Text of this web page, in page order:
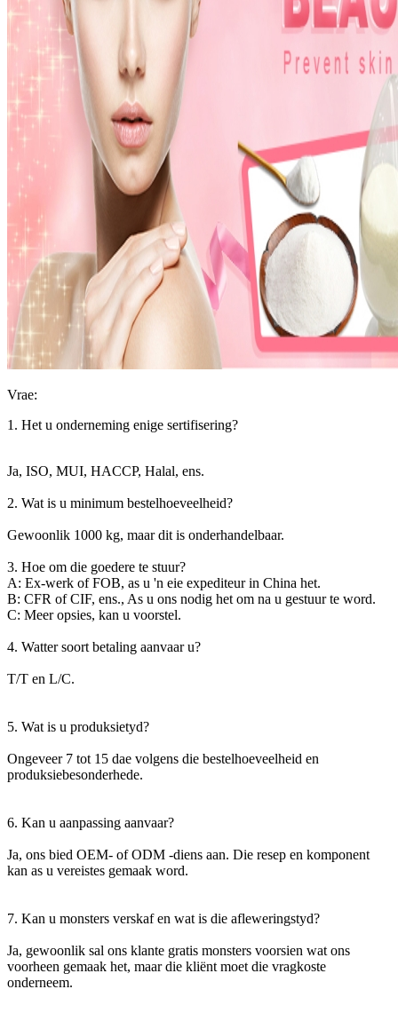
Vrae:
1. Het u onderneming enige sertifisering?
Ja, ISO, MUI, HACCP, Halal, ens.
2. Wat is u minimum bestelhoeveelheid?
Gewoonlik 1000 kg, maar dit is onderhandelbaar.
3. Hoe om die goedere te stuur?
A: Ex-werk of FOB, as u 'n eie expediteur in China het.
B: CFR of CIF, ens., As u ons nodig het om na u gestuur te word.
C: Meer opsies, kan u voorstel.
4. Watter soort betaling aanvaar u?
T/T en L/C.
5. Wat is u produksietyd?
Ongeveer 7 tot 15 dae volgens die bestelhoeveelheid en
produksiebesonderhede.
6. Kan u aanpassing aanvaar?
Ja, ons bied OEM- of ODM -diens aan. Die resep en komponent
kan as u vereistes gemaak word.
7. Kan u monsters verskaf en wat is die afleweringstyd?
Ja, gewoonlik sal ons klante gratis monsters voorsien wat ons
voorheen gemaak het, maar die kliënt moet die vragkoste
onderneem.